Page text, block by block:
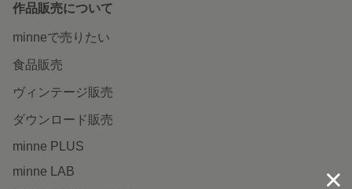
作品販売について
minneで売りたい
食品販売
ヴィンテージ販売
ダウンロード販売
minne PLUS
minne LAB